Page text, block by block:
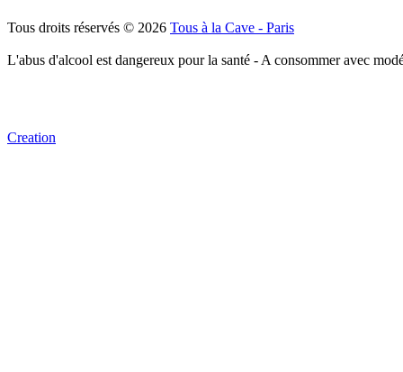
Tous droits réservés © 2026 Tous à la Cave - Paris
L'abus d'alcool est dangereux pour la santé - A consommer avec
Creation